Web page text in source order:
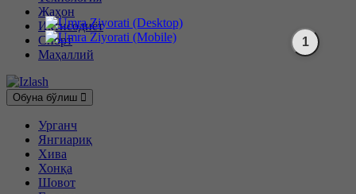
Жаҳон
Иқтисодиёт
Спорт
Маҳаллий
Обуна бўлиш
Урганч
Янгиариқ
Хива
Хонқа
Шовот